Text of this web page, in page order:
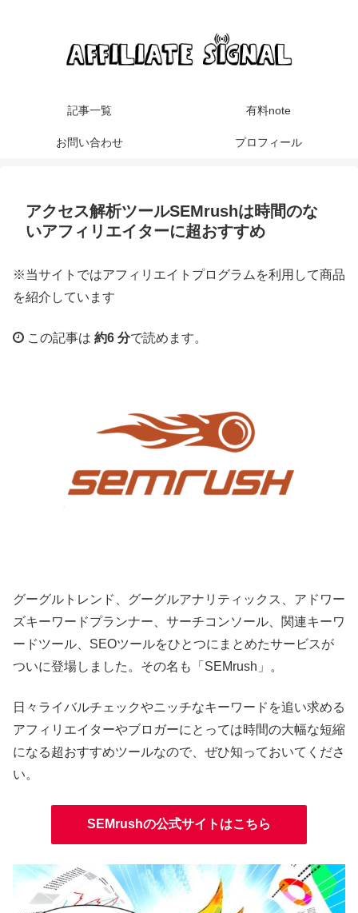
記事一覧 有料note
お問い合わせ プロフィール
アクセス解析ツールSEMrushは時間のな
いアフィリエイターに超おすすめ
※当サイトではアフィリエイトプログラムを利用して商品
を紹介しています
この記事は 約6 分で読めます。
グーグルトレンド、グーグルアナリティックス、アドワー
ズキーワードプランナー、サーチコンソール、関連キーワ
ードツール、SEOツールをひとつにまとめたサービスが
ついに登場しました。その名も「SEMrush」。
日々ライバルチェックやニッチなキーワードを追い求める
アフィリエイターやブロガーにとっては時間の大幅な短縮
になる超おすすめツールなので、ぜひ知っておいてくださ
い。
SEMrushの公式サイトはこちら